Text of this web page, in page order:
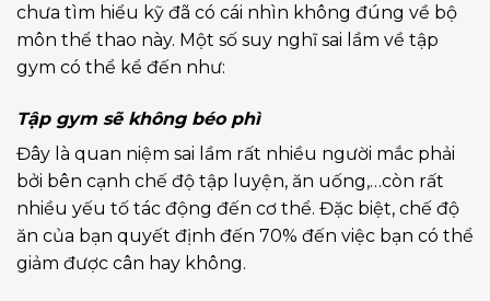
chưa tìm hiểu kỹ đã có cái nhìn không đúng về bộ
môn thể thao này. Một số suy nghĩ sai lầm về tập
gym có thể kể đến như:
Tập gym sẽ không béo phì
Đây là quan niệm sai lầm rất nhiều người mắc phải
bởi bên cạnh chế độ tập luyện, ăn uống,…còn rất
nhiều yếu tố tác động đến cơ thể. Đặc biệt, chế độ
ăn của bạn quyết định đến 70% đến việc bạn có thể
giảm được cân hay không.